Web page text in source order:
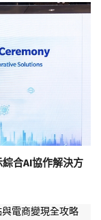
合AI協作解決方